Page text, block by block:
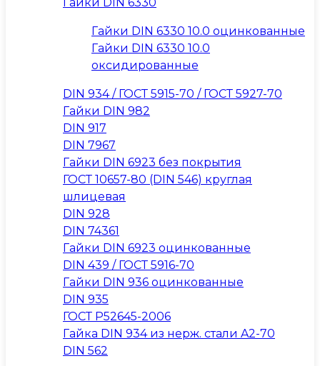
Гайки DIN 6330 10.0 оцинкованные
Гайки DIN 6330 10.0
оксидированные
DIN 934 / ГОСТ 5915-70 / ГОСТ 5927-70
Гайки DIN 982
DIN 917
DIN 7967
Гайки DIN 6923 без покрытия
ГОСТ 10657-80 (DIN 546) круглая
шлицевая
DIN 928
DIN 74361
Гайки DIN 6923 оцинкованные
DIN 439 / ГОСТ 5916-70
Гайки DIN 936 оцинкованные
DIN 935
ГОСТ Р52645-2006
Гайка DIN 934 из нерж. стали A2-70
DIN 562